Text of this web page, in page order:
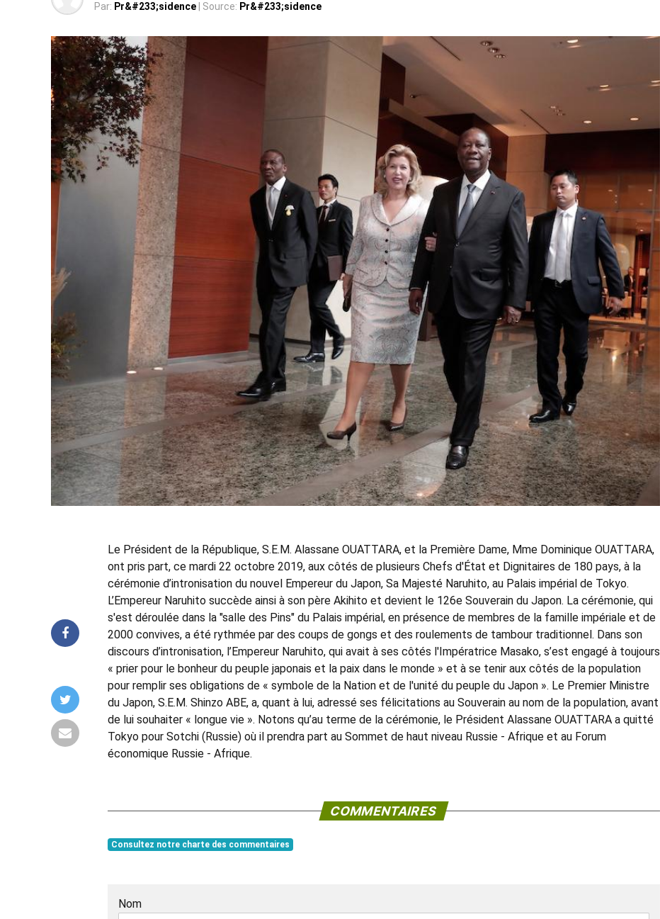
Par: Pr&#233;sidence | Source: Pr&#233;sidence
Le Président de la République, S.E.M. Alassane OUATTARA, et la Première Dame, Mme Dominique OUATTARA,
ont pris part, ce mardi 22 octobre 2019, aux côtés de plusieurs Chefs d'État et Dignitaires de 180 pays, à la
cérémonie d’intronisation du nouvel Empereur du Japon, Sa Majesté Naruhito, au Palais impérial de Tokyo.
L’Empereur Naruhito succède ainsi à son père Akihito et devient le 126e Souverain du Japon. La cérémonie, qui
s'est déroulée dans la "salle des Pins" du Palais impérial, en présence de membres de la famille impériale et de
2000 convives, a été rythmée par des coups de gongs et des roulements de tambour traditionnel. Dans son
discours d’intronisation, l’Empereur Naruhito, qui avait à ses côtés l'Impératrice Masako, s’est engagé à toujours
« prier pour le bonheur du peuple japonais et la paix dans le monde » et à se tenir aux côtés de la population
pour remplir ses obligations de « symbole de la Nation et de l'unité du peuple du Japon ». Le Premier Ministre
du Japon, S.E.M. Shinzo ABE, a, quant à lui, adressé ses félicitations au Souverain au nom de la population, avant
de lui souhaiter « longue vie ». Notons qu’au terme de la cérémonie, le Président Alassane OUATTARA a quitté
Tokyo pour Sotchi (Russie) où il prendra part au Sommet de haut niveau Russie - Afrique et au Forum
économique Russie - Afrique.
COMMENTAIRES
Consultez notre charte des commentaires
Nom